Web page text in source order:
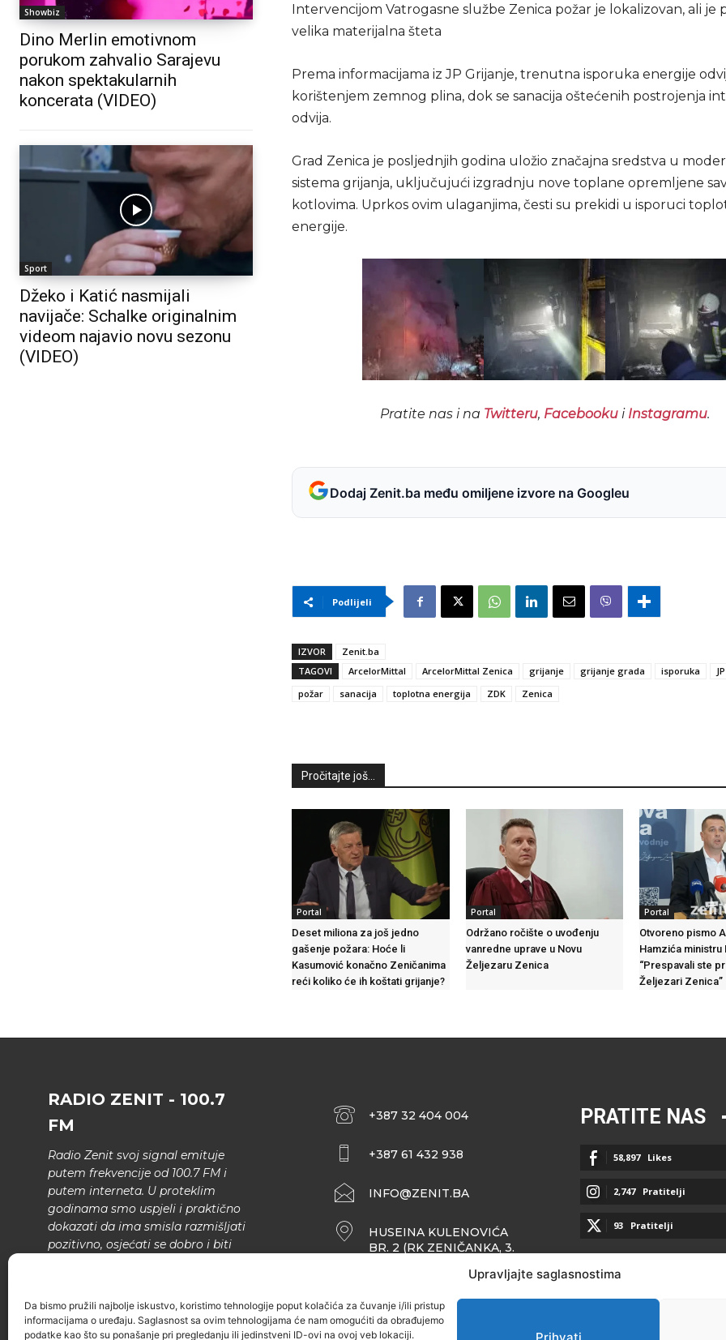
Upravljajte saglasnostima
Da bismo pružili najbolje iskustvo, koristimo tehnologije poput kolačića za čuvanje i/ili pristup
informacijama o uređaju. Saglasnost sa ovim tehnologijama će nam omogućiti da obrađujemo
podatke kao što su ponašanje pri pregledanju ili jedinstveni ID-ovi na ovoj veb lokaciji.
Prihvati
Showbiz
Dino Merlin emotivnom
porukom zahvalio Sarajevu
nakon spektakularnih
koncerata (VIDEO)
Sport
Džeko i Katić nasmijali
navijače: Schalke originalnim
videom najavio novu sezonu
(VIDEO)
Intervencijom Vatrogasne službe Zenica požar je lokalizovan, ali je
velika materijalna šteta
Prema informacijama iz JP Grijanje, trenutna isporuka energije
korištenjem zemnog plina, dok se sanacija oštećenih postrojenja
odvija.
Grad Zenica je posljednjih godina uložio značajna sredstva u
sistema grijanja, uključujući izgradnju nove toplane opremljene
kotlovima. Uprkos ovim ulaganjima, česti su prekidi u isporuci
energije.
Pratite nas i na Twitteru, Facebookui Instagramu.
Dodaj Zenit.ba među omiljene izvore na Googleu
Podlijeli
IZVOR
Zenit.ba
TAGOVI
ArcelorMittal ArcelorMittal Zenica grijanje grijanje grada isporuka
požar
sanacija toplotna energija ZDK Zenica
Pročitajte još...
Portal
Deset miliona za još jedno
gašenje požara: Hoće li
Kasumović konačno Zeničanima
reći koliko će ih koštati grijanje?
Portal
Održano ročište o uvođenju
vanredne uprave u Novu
Željezaru Zenica
Portal
Otvoreno pismo
Hamzića ministru
“Prespavali ste
Željezari Zenica”
RADIO ZENIT - 100.7
FM
Radio Zenit svoj signal emituje
putem frekvencije od 100.7 FM i
putem interneta. U proteklim
godinama smo uspjeli i praktično
dokazati da ima smisla razmišljati
pozitivno, osjećati se dobro i biti
narodne muzike..
+387 32 404 004
+387 61 432 938
INFO@ZENIT.BA
HUSEINA KULENOVIĆA
BR. 2 (RK ZENIČANKA, 3.
PRATITE NAS
58,897 Likes
2,747 Pratitelji
93 Pratitelji